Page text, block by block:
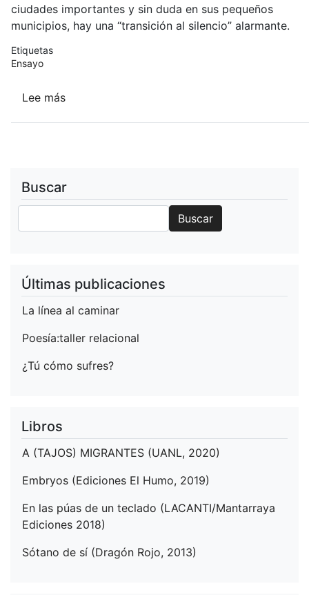
ciudades importantes y sin duda en sus pequeños
municipios, hay una “transición al silencio” alarmante.
Etiquetas
Ensayo
Lee más
lengua
Buscar
Buscar
Últimas publicaciones
La línea al caminar
Poesía:taller relacional
¿Tú cómo sufres?
Libros
A (TAJOS) MIGRANTES (UANL, 2020)
Embryos (Ediciones El Humo, 2019)
En las púas de un teclado (LACANTI/Mantarraya
Ediciones 2018)
Sótano de sí (Dragón Rojo, 2013)